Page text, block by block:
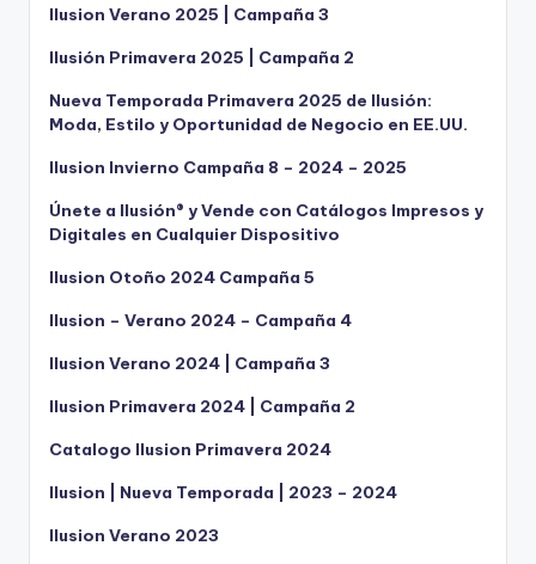
Ilusion Verano 2025 | Campaña 3
Ilusión Primavera 2025 | Campaña 2
Nueva Temporada Primavera 2025 de Ilusión:
Moda, Estilo y Oportunidad de Negocio en EE.UU.
Ilusion Invierno Campaña 8 – 2024 – 2025
Únete a Ilusión® y Vende con Catálogos Impresos y
Digitales en Cualquier Dispositivo
Ilusion Otoño 2024 Campaña 5
Ilusion – Verano 2024 – Campaña 4
Ilusion Verano 2024 | Campaña 3
Ilusion Primavera 2024 | Campaña 2
Catalogo Ilusion Primavera 2024
Ilusion | Nueva Temporada | 2023 – 2024
Ilusion Verano 2023